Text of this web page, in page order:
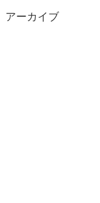
アーカイブ